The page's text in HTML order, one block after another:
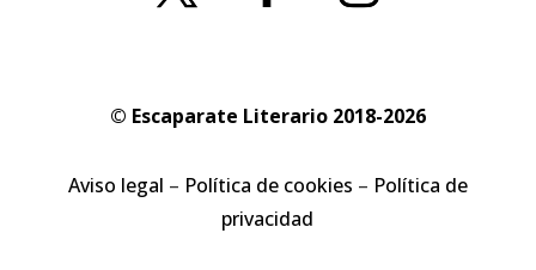
© Escaparate Literario 2018-2026
Aviso legal – Política de cookies – Política de
privacidad